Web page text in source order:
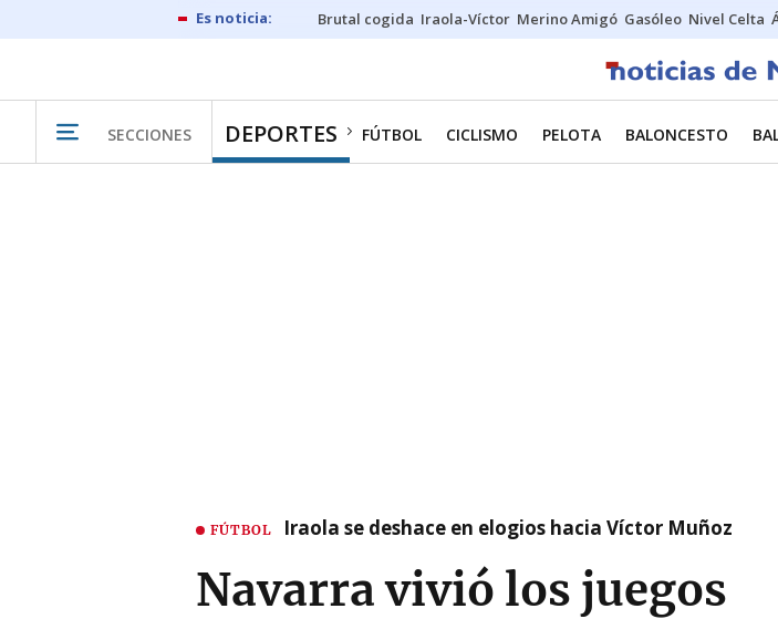
Brutal cogida Iraola-Víctor Merino Amigó Gasóleo Nivel Celta
SECCIONES DEPORTES FÚTBOL CICLISMO PELOTA BALONCESTO
FÚTBOL Iraola se deshace en elogios hacia Víctor Muñoz
Navarra vivió los juegos